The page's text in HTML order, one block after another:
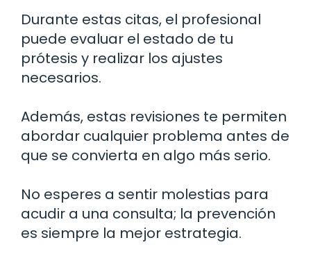
Durante estas citas, el profesional
puede evaluar el estado de tu
prótesis y realizar los ajustes
necesarios.
Además, estas revisiones te permiten
abordar cualquier problema antes de
que se convierta en algo más serio.
No esperes a sentir molestias para
acudir a una consulta; la prevención
es siempre la mejor estrategia.